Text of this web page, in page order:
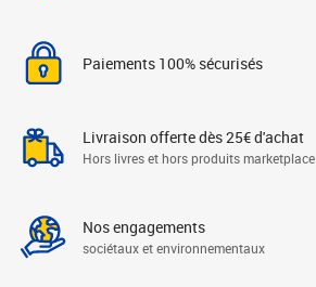
Paiements 100% sécurisés
Livraison offerte dès 25€ d'achat
Hors livres et hors produits marketplace
Nos engagements
sociétaux et environnementaux